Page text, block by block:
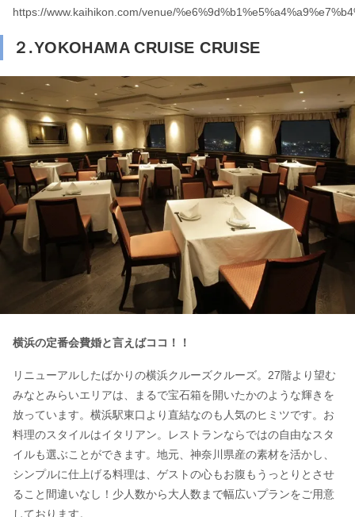
https://www.kaihikon.com/venue/
２.YOKOHAMA CRUISE CRUISE
横浜の定番会費婚と言えばココ！！
リニューアルしたばかりの横浜クルーズクルーズ。27階より望む
みなとみらいエリアは、まるで宝石箱を開いたかのような輝きを
放っています。横浜駅東口より直結なのも人気のヒミツです。お
料理のスタイルはイタリアン。レストランならではの自由なスタ
イルも選ぶことができます。地元、神奈川県産の素材を活かし、
シンプルに仕上げる料理は、ゲストの心もお腹もうっとりとさせ
ること間違いなし！少人数から大人数まで幅広いプランをご用意
しております。